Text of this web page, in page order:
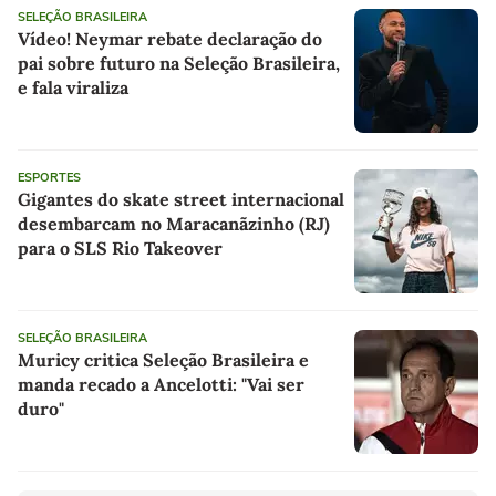
SELEÇÃO BRASILEIRA
Vídeo! Neymar rebate declaração do
pai sobre futuro na Seleção Brasileira,
e fala viraliza
ESPORTES
Gigantes do skate street internacional
desembarcam no Maracanãzinho (RJ)
para o SLS Rio Takeover
SELEÇÃO BRASILEIRA
Muricy critica Seleção Brasileira e
manda recado a Ancelotti: "Vai ser
duro"